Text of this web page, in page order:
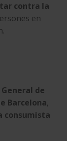
contra la
en
de
Barcelona,
consumista